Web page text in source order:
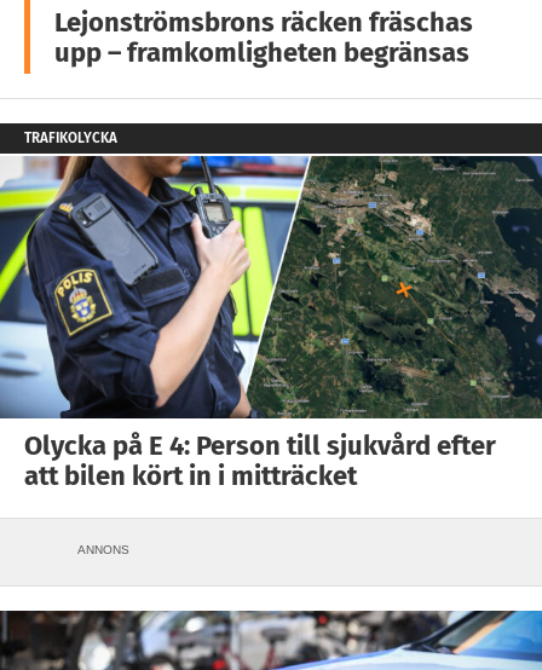
Lejonströmsbrons räcken fräschas
upp – framkomligheten begränsas
TRAFIKOLYCKA
Olycka på E 4: Person till sjukvård efter
att bilen kört in i mitträcket
ANNONS